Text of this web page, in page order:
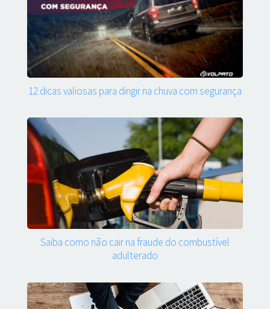
12 dicas valiosas para dirigir na chuva com segurança
Saiba como não cair na fraude do combustível
adulterado